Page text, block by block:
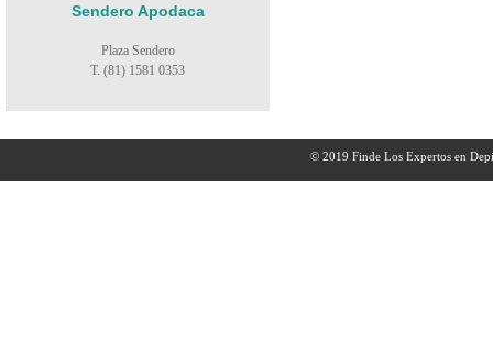
Sendero Apodaca
Plaza Sendero
T. (81) 1581 0353
© 2019 Finde Los Expertos en